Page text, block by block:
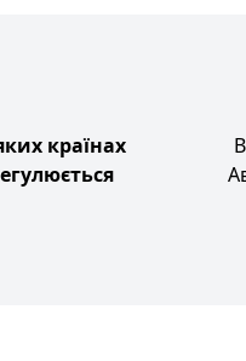
країнах